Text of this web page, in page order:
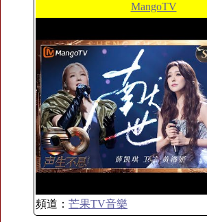
MangoTV
頻道： 芒果TV音樂